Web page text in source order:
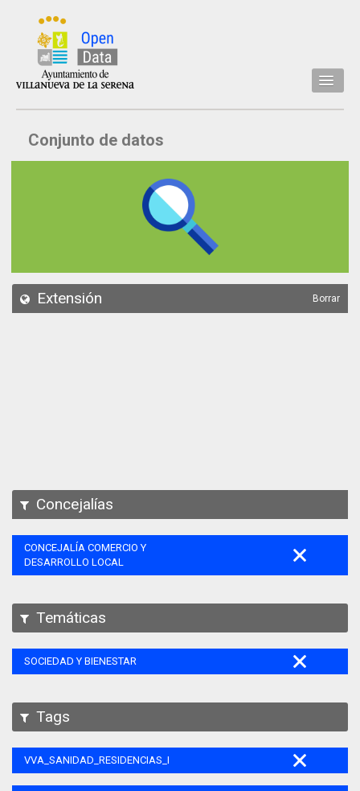
Inicio
Datos
API
Conjunto de datos
Extensión Borrar
Concejalías
CONCEJALÍA COMERCIO Y
DESARROLLO LOCAL
Temáticas
SOCIEDAD Y BIENESTAR
Tags
VVA_SANIDAD_RESIDENCIAS_MAYORES_105